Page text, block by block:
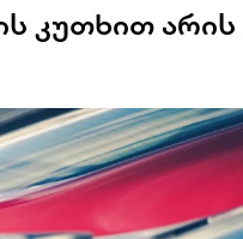
კუთხით არის